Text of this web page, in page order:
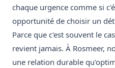
chaque urgence comme si
opportunité de choisir un
Parce que c'est souvent le
revient jamais. À Rosmeer,
une relation durable